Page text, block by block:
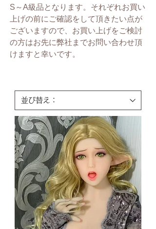
S～A級品となります。それぞれお買い
上げの前にご確認をして頂きたい点が
ございますので、お買い上げをご検討
の方はお先に弊社までお問い合わせ頂
けますと幸いです。